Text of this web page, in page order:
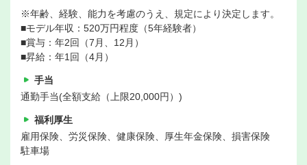
※年齢、経験、能力を考慮のうえ、規定により決定します。
■モデル年収：520万円程度（5年経験者）
■賞与：年2回（7月、12月）
■昇給：年1回（4月）
手当
通勤手当(全額支給（上限20,000円）)
福利厚生
雇用保険、労災保険、健康保険、厚生年金保険、損害保険
駐車場